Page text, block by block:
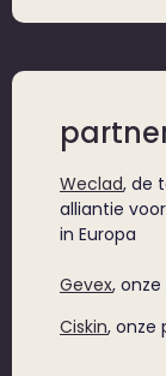
Weclad, de
alliantie
in Europa
Gevex,
Ciskin, onze